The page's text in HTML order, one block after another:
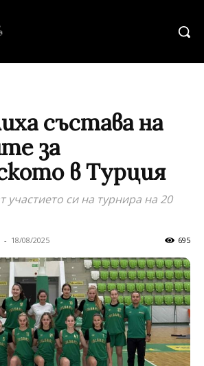
състава на
за
в Турция
участието си на турнира на 20
- 18/08/2025 695